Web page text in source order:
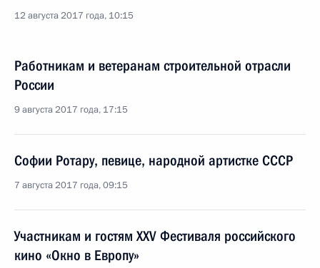
12 августа 2017 года, 10:15
Работникам и ветеранам строительной отрасли
России
9 августа 2017 года, 17:15
Софии Ротару, певице, народной артистке СССР
7 августа 2017 года, 09:15
Участникам и гостям XXV Фестиваля российского
кино «Окно в Европу»